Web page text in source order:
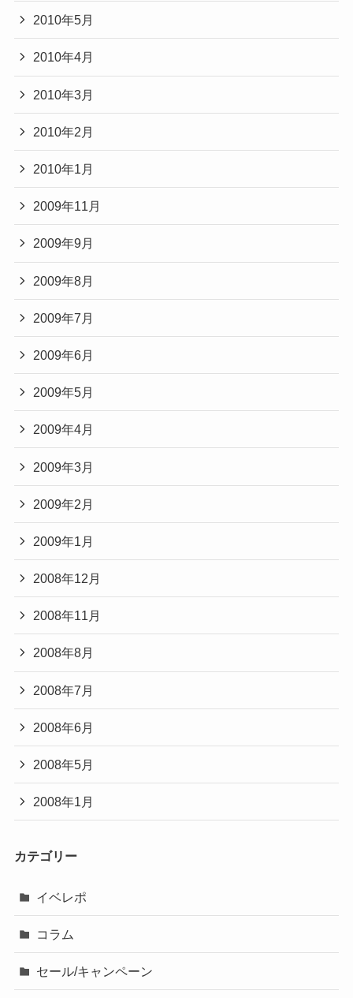
2010年5月
2010年4月
2010年3月
2010年2月
2010年1月
2009年11月
2009年9月
2009年8月
2009年7月
2009年6月
2009年5月
2009年4月
2009年3月
2009年2月
2009年1月
2008年12月
2008年11月
2008年8月
2008年7月
2008年6月
2008年5月
2008年1月
カテゴリー
イベレポ
コラム
セール/キャンペーン